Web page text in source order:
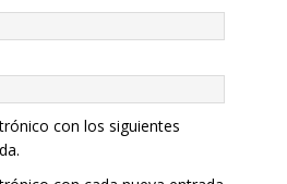
con los siguientes